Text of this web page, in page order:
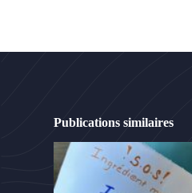
Publications similaires